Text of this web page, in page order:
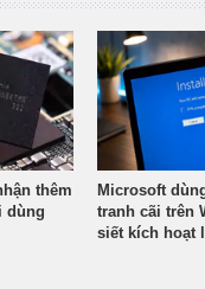
thêm
dùng
Microsoft
tranh cãi trên
siết kích hoạt